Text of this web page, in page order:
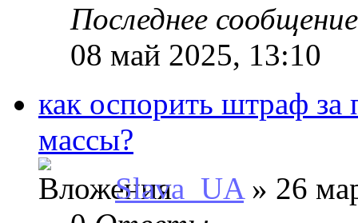
Последнее
08 май 2025, 13:10
как оспорить штраф за
массы?
Slava_UA» 26